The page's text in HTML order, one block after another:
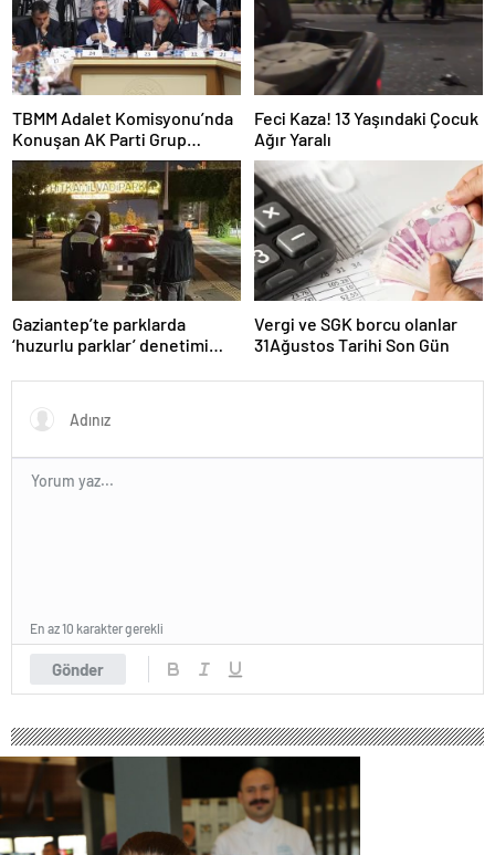
TBMM Adalet Komisyonu’nda
Konuşan AK Parti Grup
Başkanvekili Abdulhamit Gül:
“Kanun Teklifi Milletimizin
Teklifidir”
Feci Kaza! 13 Yaşındaki Çocuk
Ağır Yaralı
Gaziantep’te parklarda
‘huzurlu parklar’ denetimi
Vergi ve SGK borcu olanlar
31Ağustos Tarihi Son Gün
Gönder
En az 10 karakter gerekli